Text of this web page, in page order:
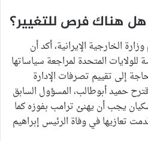
هل هناك فرص للتغيير؟
الخارجية الإيرانية، أكد أن
للولايات المتحدة لمراجعة سياساتها
إلى تقييم تصرفات الإدارة
حميد أبوطالب، المسؤول السابق
يجب أن يهنئ ترامب بفوزه كما
تعازيها في وفاة الرئيس إبراهيم